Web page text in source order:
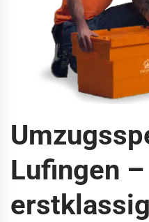
Lufingen –